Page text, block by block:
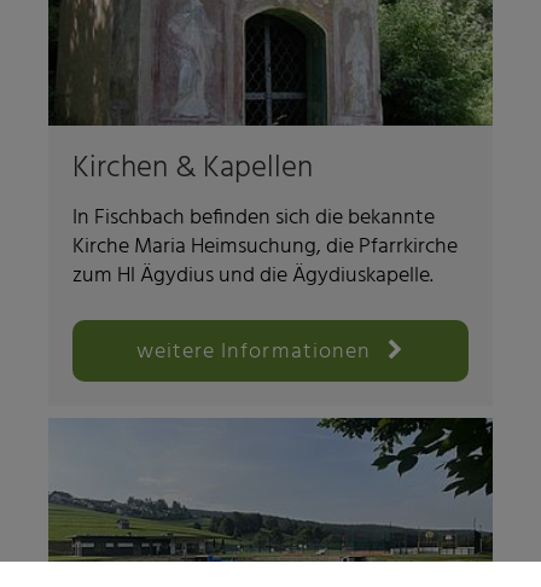
Kirchen & Kapellen
In Fischbach befinden sich die bekannte
Kirche Maria Heimsuchung, die Pfarrkirche
zum Hl Ägydius und die Ägydiuskapelle.
weitere Informationen